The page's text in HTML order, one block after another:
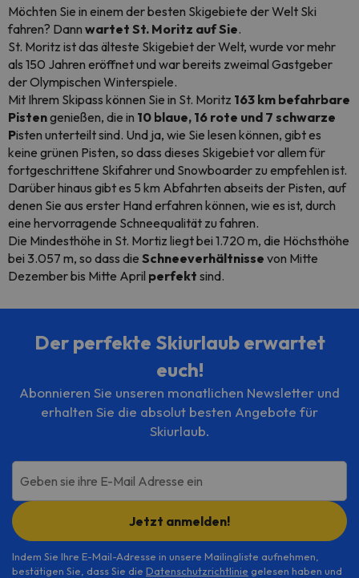
Möchten Sie in einem der besten Skigebiete der Welt Ski
fahren? Dann wartet St. Moritz auf Sie.
St. Moritz ist das älteste Skigebiet der Welt, wurde vor mehr
als 150 Jahren eröffnet und war bereits zweimal Gastgeber
der Olympischen Winterspiele.
Mit Ihrem Skipass können Sie in St. Moritz 163 km befahrbare
Pistengenießen, die in 10 blaue, 16 rote und 7 schwarze
Pisten unterteilt sind. Und ja, wie Sie lesen können, gibt es
keine grünen Pisten, so dass dieses Skigebiet vor allem für
fortgeschrittene Skifahrer und Snowboarder zu empfehlen ist.
Darüber hinaus gibt es 5 km Abfahrten abseits der Pisten, auf
denen Sie aus erster Hand erfahren können, wie es ist, durch
eine hervorragende Schneequalität zu fahren.
Die Mindesthöhe in St. Mortiz liegt bei 1.720 m, die Höchsthöhe
bei 3.057 m, so dass die Schneeverhältnisse von Mitte
Dezember bis Mitte April perfekt sind.
Der perfekte Skiurlaub erwartet
euch!
Abonnieren Sie unseren monatlichen Newsletter und
erhalten Sie die absolut besten Angebote für
Skiurlaub.
Geben sie ihre E-Mail Adresse ein
Jetzt anmelden!
Indem Sie Ihre E-Mail-Adresse in unsere Mailingliste aufnehmen,
bestätigen Sie, dass Sie die Datenschutzrichtlinie gelesen haben und